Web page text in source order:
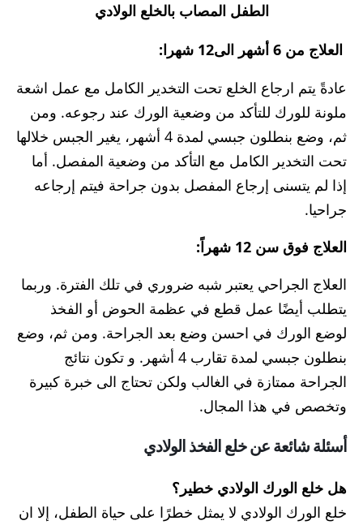
الطفل المصاب بالخلع الولادي
العلاج من 6 أشهر الى12 شهرا:
عادةً يتم ارجاع الخلع تحت التخدير الكامل مع عمل اشعة
ملونة للورك للتأكد من وضعية الورك عند رجوعه. ومن
ثم، وضع بنطلون جبسي لمدة 4 أشهر، يغير الجبس خلالها
تحت التخدير الكامل مع التأكد من وضعية المفصل. أما
إذا لم يتسنى إرجاع المفصل بدون جراحة فيتم إرجاعه
جراحيا.
العلاج فوق سن 12 شهراً:
العلاج الجراحي يعتبر شبه ضروري في تلك الفترة. وربما
يتطلب أيضًا عمل قطع في عظمة الحوض أو الفخذ
لوضع الورك في احسن وضع بعد الجراحة. ومن ثم، وضع
بنطلون جبسي لمدة تقارب 4 أشهر. و تكون نتائج
الجراحة ممتازة في الغالب ولكن تحتاج الى خبرة كبيرة
وتخصص في هذا المجال.
أسئلة شائعة عن خلع الفخذ الولادي
هل خلع الورك الولادي خطير؟
خلع الورك الولادي لا يمثل خطرًا على حياة الطفل، إلا ان